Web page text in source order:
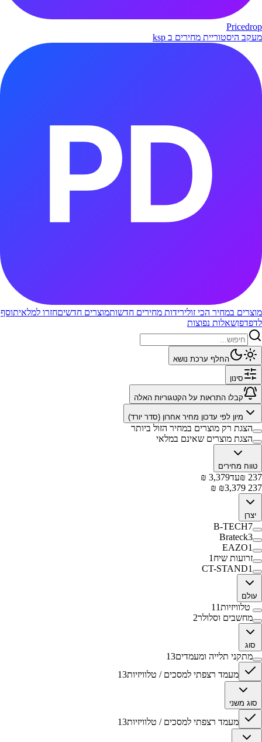
Pricedrop
מעקב היסטוריית מחירים ב ksp
מוצרים במחיר הכי זולירידות מחירים חדשותמוצרים חדשיםחזרו למלאיתוסף
לדפדפןשאלות נפוצות
החלף ערכת נושא
סינון
קבלו התראות על הקטגוריות האלה
מיון לפי עדכון מחיר אחרון (סדר יורד)
הצגת רק מוצרים במחיר הזול ביותר
הצגת מוצרים שאינם במלאי
טווח מחירים
237
₪עד3,379
₪
237
3,379
₪
יצרן
B-TECH7
Brateck3
EAZO1
זרועות שיח 1
CT-STAND1
עולם
טלוויזיות11
מחשבים וסלולר2
סוג
מתקני תלייה ומעמדים13
מעמד רצפתי למסכים / טלוויזיות13
סוג משני
מעמד רצפתי למסכים / טלוויזיות13